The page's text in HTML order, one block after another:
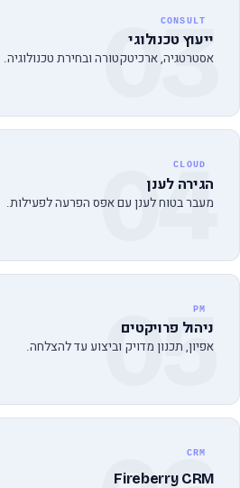
03
CONSULT
ייעוץ טכנולוגי
אסטרטגיה, ארכיטקטורה ובחירת טכנולוגיה.
04
CLOUD
הגירה לענן
מעבר בטוח לענן עם אפס הפרעה לפעילות.
05
PM
ניהול פרויקטים
אפיון, תכנון מדויק וביצוע עד להצלחה.
CRM
Fireberry CRM